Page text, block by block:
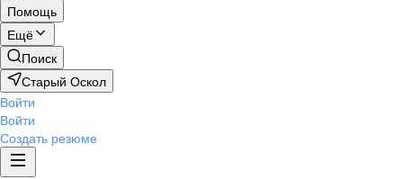
Помощь
Ещё
Поиск
Старый Оскол
Войти
Войти
Создать резюме